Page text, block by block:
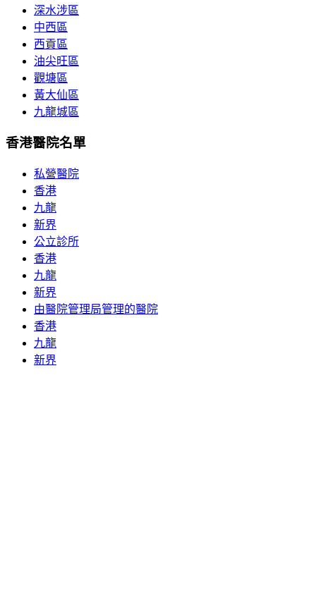
深水涉區
中西區
西貢區
油尖旺區
觀塘區
黃大仙區
九龍城區
香港醫院名單
私營醫院
香港
九龍
新界
公立診所
香港
九龍
新界
由醫院管理局管理的醫院
香港
九龍
新界